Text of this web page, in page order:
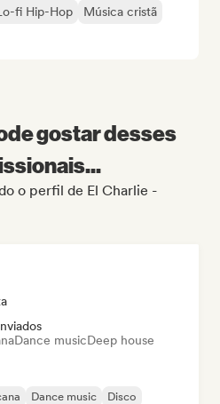
fi Hip-Hop
Música cristã
gostar desses
o perfil de El Charlie -
Dance musicDeep house
Dance music
Disco